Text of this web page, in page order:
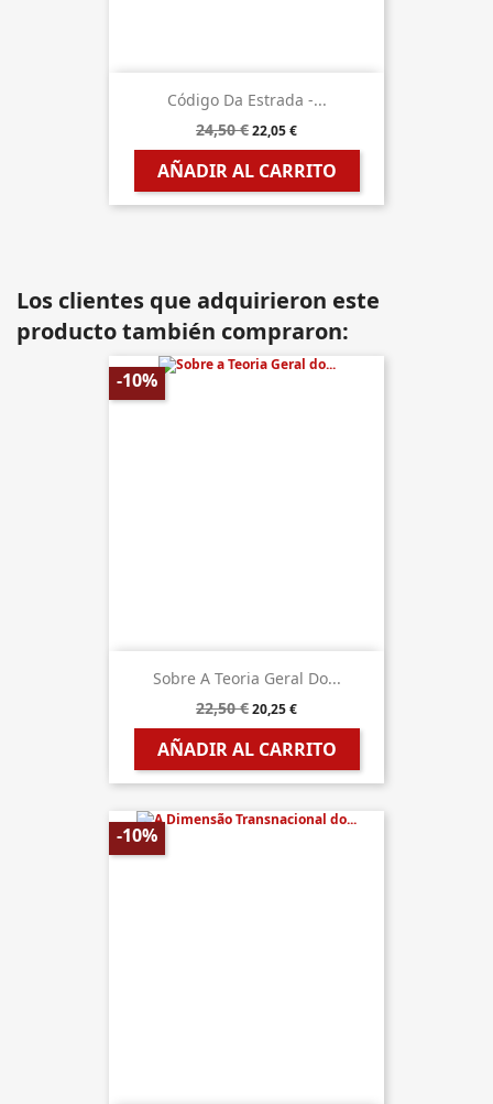
Código Da Estrada -...
24,50 €22,05 €
AÑADIR AL CARRITO
Los clientes que adquirieron este
producto también compraron:
Sobre A Teoria Geral Do...
22,50 €20,25 €
AÑADIR AL CARRITO
-10%
-10%